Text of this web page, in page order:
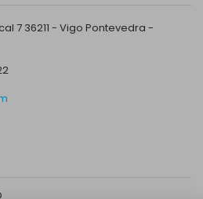
7 36211 - Vigo Pontevedra -